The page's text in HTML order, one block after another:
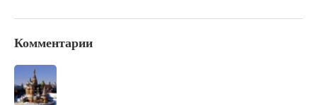
Комментарии